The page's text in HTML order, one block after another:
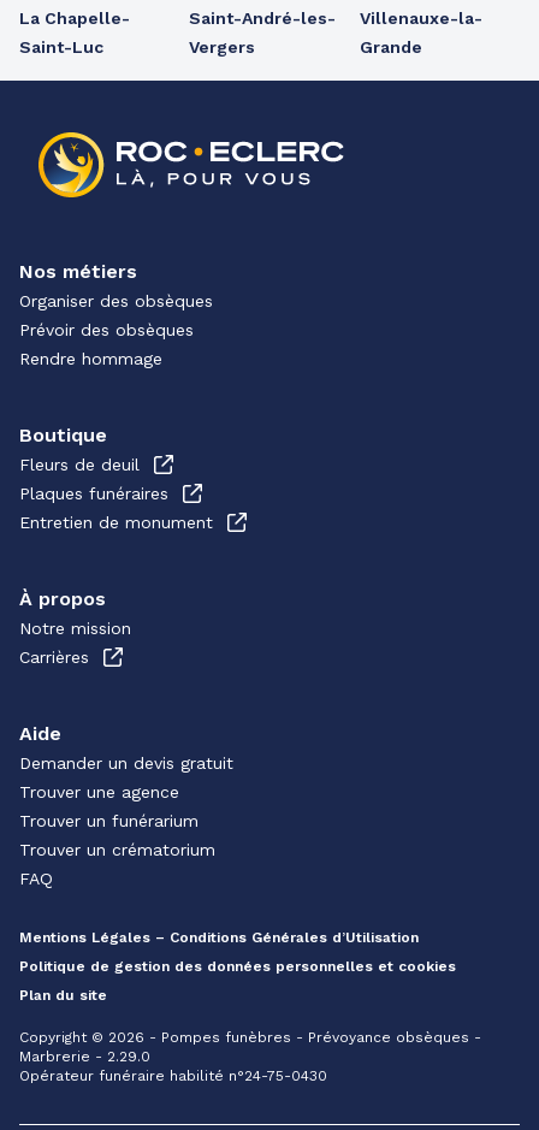
La Chapelle-
Saint-Luc
Saint-André-les-
Vergers
Villenauxe-la-
Grande
Nos métiers
Organiser des obsèques
Prévoir des obsèques
Rendre hommage
Boutique
Fleurs de deuil
Plaques funéraires
Entretien de monument
À propos
Notre mission
Carrières
Aide
Demander un devis gratuit
Trouver une agence
Trouver un funérarium
Trouver un crématorium
FAQ
Mentions Légales – Conditions Générales d’Utilisation
Politique de gestion des données personnelles et cookies
Plan du site
Copyright © 2026 - Pompes funèbres - Prévoyance obsèques -
Marbrerie - 2.29.0
Opérateur funéraire habilité n°24-75-0430